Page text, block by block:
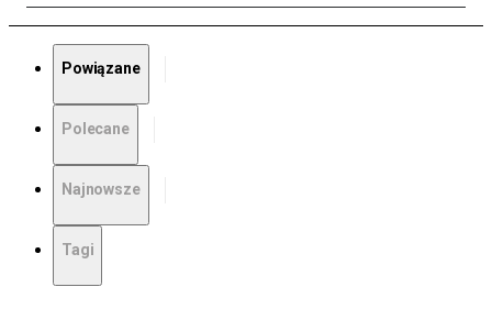
Powiązane
Polecane
Najnowsze
Tagi